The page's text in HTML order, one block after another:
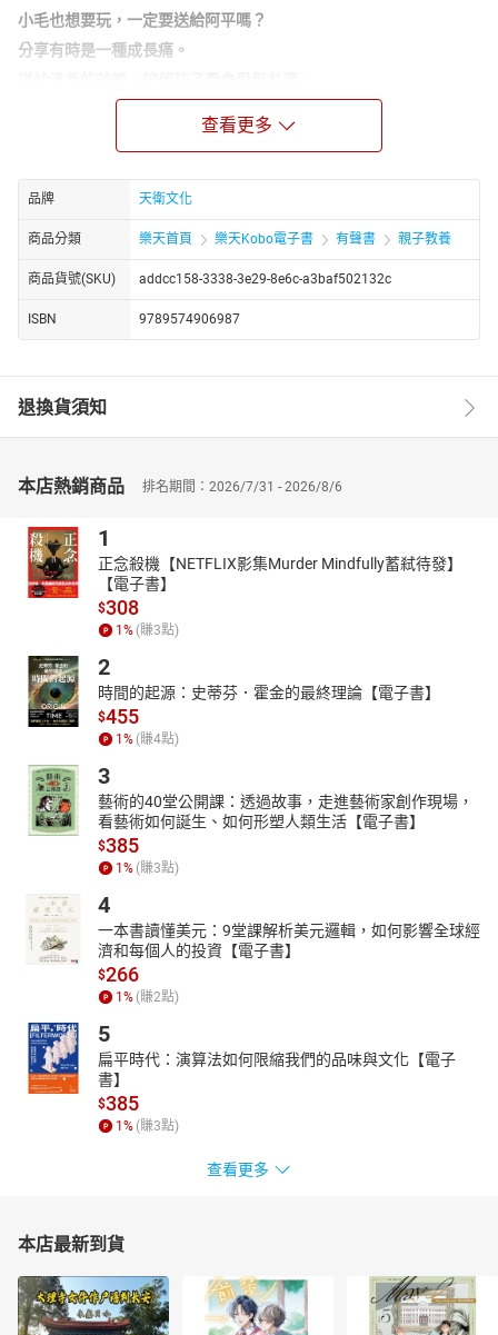
小毛也想要玩，一定要送給阿平嗎？
分享有時是一種成長痛。
小毛的好朋友阿平生日到了，小毛不知道要送什麼禮物給他，
媽媽幫小毛買了禮物送給阿平，解決了小毛的煩惱。但這件禮物，
小毛卻捨不得送阿平，在這矛盾之中，經過媽媽幾番解釋，以及小
毛自身的體會，終於了解分享的意義。
由接受與付出的過程，逐漸明白禮物是代表自己對他人真摯的感
情，而不在於它的大小或多寡，並了解「有捨有得」的道理。
查看更多
品牌 天衛文化
商品分類 樂天首頁 樂天Kobo電子書 有聲書 親子教養
商品貨號(SKU) addcc158-3338-3e29-8e6c-a3baf502132c
ISBN 9789574906987
退換貨須知
本店熱銷商品 排名期間：2026/7/31 - 2026/8/6
1
正念殺機【NETFLIX影集Murder Mindfully蓄弒待發】
【電子書】
$308
1 % (賺3點)
2
時間的起源：史蒂芬．霍金的最終理論【電子書】
$455
1 % (賺4點)
3
藝術的40堂公開課：透過故事，走進藝術家創作現場，
看藝術如何誕生、如何形塑人類生活【電子書】
$385
1 % (賺3點)
4
一本書讀懂美元：9堂課解析美元邏輯，如何影響全球經
濟和每個人的投資【電子書】
$266
1 % (賺2點)
5
扁平時代：演算法如何限縮我們的品味與文化【電子
書】
$385
1 % (賺3點)
查看更多
本店最新到貨